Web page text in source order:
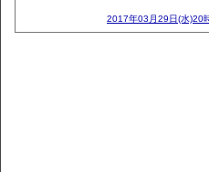
2017年03月29日(水)20